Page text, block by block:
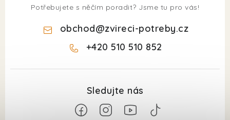
Potřebujete s něčím poradit? Jsme tu pro vás!
obchod@zvireci-potreby.cz
+420 510 510 852